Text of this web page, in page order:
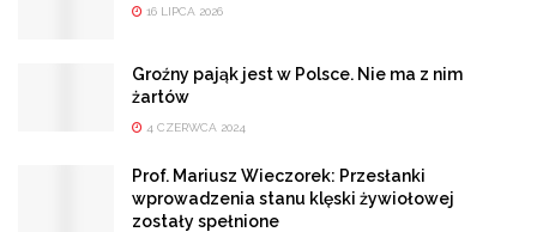
16 LIPCA 2026
Groźny pająk jest w Polsce. Nie ma z nim
żartów
4 CZERWCA 2024
Prof. Mariusz Wieczorek: Przesłanki
wprowadzenia stanu klęski żywiołowej
zostały spełnione